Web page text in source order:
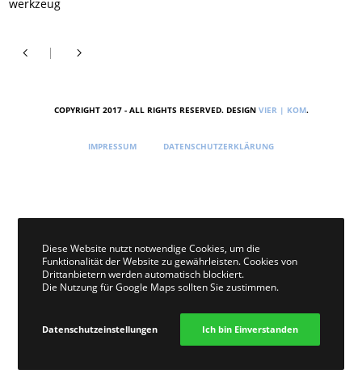
werkzeug
COPYRIGHT 2017 - ALL RIGHTS RESERVED. DESIGN VIER | KOM.
IMPRESSUM DATENSCHUTZERKLÄRUNG
Diese Website nutzt notwendige Cookies, um die
Funktionalität der Website zu gewährleisten. Cookies von
Drittanbietern werden automatisch blockiert.
Die Nutzung für Google Maps sollten Sie zustimmen.
Datenschutzeinstellungen Ich bin Einverstanden